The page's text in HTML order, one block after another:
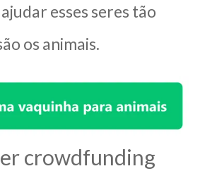
esses seres tão
os animais.
crowdfunding